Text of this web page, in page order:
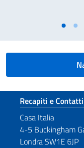
Sezione
Recapiti e Contatti
Casa Italia
4-5 Buckingham
Londra SW1E 6JP